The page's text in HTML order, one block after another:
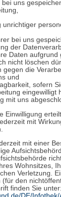
uns
unrichtiger
bei uns
der
Daten aufgrund
nicht löschen
gegen die
und
sofern
eingewilligt
mit uns
Einwilligung
mit
mit einer
Wohnsitzes,
Verletzung.
den
finden Sie unter: